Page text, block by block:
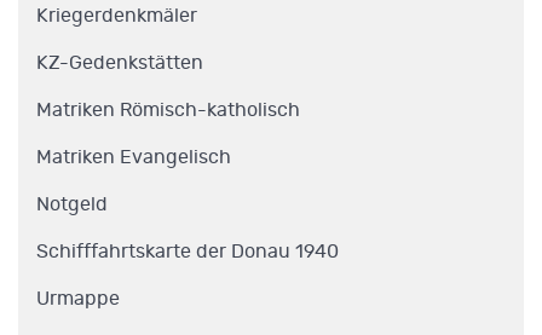
Kriegerdenkmäler
KZ-Gedenkstätten
Matriken Römisch-katholisch
Matriken Evangelisch
Notgeld
Schifffahrtskarte der Donau 1940
Urmappe